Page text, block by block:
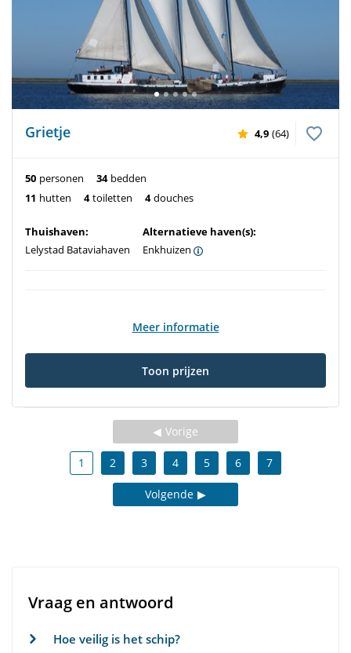
Grietje 4,9 (64)
50 personen 34 bedden
11 hutten 4 toiletten 4 douches
Thuishaven:
Lelystad Bataviahaven
Alternatieve haven(s):
Enkhuizen
Meer informatie
Toon prijzen
Vorige
1 2 3 4 5 6 7
Volgende
Vraag en antwoord
Hoe veilig is het schip?